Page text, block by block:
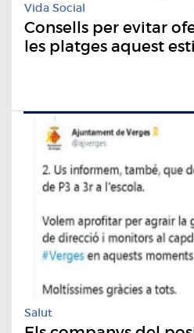
Vida Social
Consells per evitar
les platges aquest
Salut